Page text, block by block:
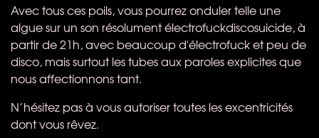
Avec tous ces poils, vous pourrez onduler telle une
algue sur un son résolument électrofuckdiscosuicide, à
partir de 21h, avec beaucoup d'électrofuck et peu de
disco, mais surtout les tubes aux paroles explicites que
nous affectionnons tant.
N’hésitez pas à vous autoriser toutes les excentricités
dont vous rêvez.